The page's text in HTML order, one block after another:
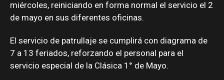
miércoles, reiniciando en forma normal el servicio el 2
de mayo en sus diferentes oficinas.
El servicio de patrullaje se cumplirá con diagrama de
7 a 13 feriados, reforzando el personal para el
servicio especial de la Clásica 1° de Mayo.